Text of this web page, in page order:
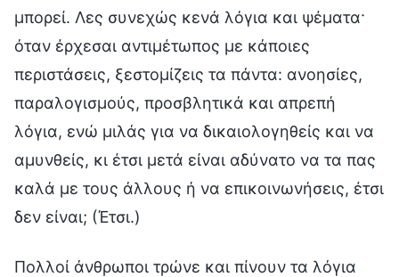
μπορεί. Λες συνεχώς κενά λόγια και ψέματα·
όταν έρχεσαι αντιμέτωπος με κάποιες
περιστάσεις, ξεστομίζεις τα πάντα: ανοησίες,
παραλογισμούς, προσβλητικά και απρεπή
λόγια, ενώ μιλάς για να δικαιολογηθείς και να
αμυνθείς, κι έτσι μετά είναι αδύνατο να τα πας
καλά με τους άλλους ή να επικοινωνήσεις, έτσι
δεν είναι; (Έτσι.)
Πολλοί άνθρωποι τρώνε και πίνουν τα λόγια